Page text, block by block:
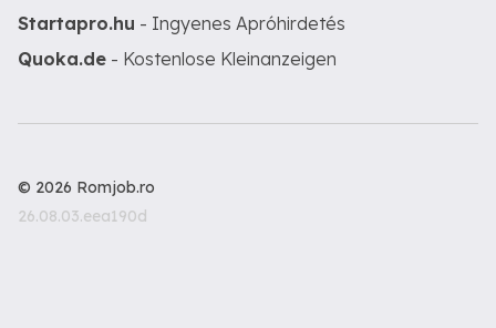
Startapro.hu - Ingyenes Apróhirdetés
Quoka.de - Kostenlose Kleinanzeigen
© 2026 Romjob.ro
26.08.03.eea190d